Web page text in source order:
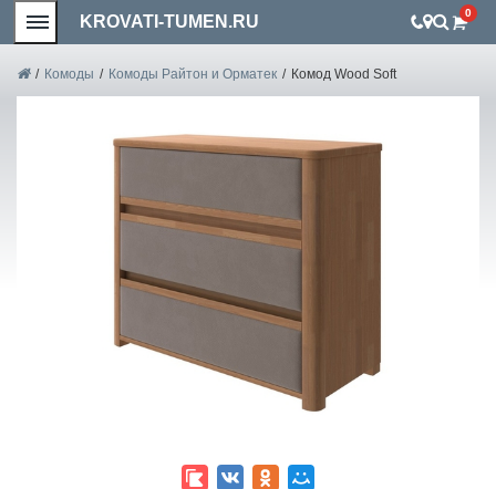
KROVATI-TUMEN.RU 0
/ Комоды / Комоды Райтон и Орматек / Комод Wood Soft